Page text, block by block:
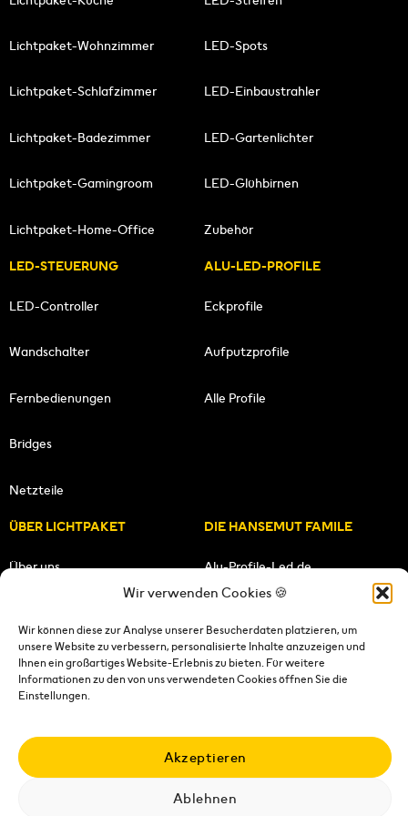
Wir verwenden Cookies 🍪
Wir können diese zur Analyse unserer Besucherdaten platzieren, um
unsere Website zu verbessern, personalisierte Inhalte anzuzeigen und
Ihnen ein großartiges Website-Erlebnis zu bieten. Für weitere
Informationen zu den von uns verwendeten Cookies öffnen Sie die
Einstellungen.
Akzeptieren
Ablehnen
Lichtpaket-Wohnzimmer
Lichtpaket-Schlafzimmer
Lichtpaket-Badezimmer
Lichtpaket-Gamingroom
Lichtpaket-Home-Office
LED-Spots
LED-Einbaustrahler
LED-Gartenlichter
LED-Glühbirnen
Zubehör
LED-STEUERUNG
LED-Controller
Wandschalter
Fernbedienungen
Bridges
Netzteile
ALU-LED-PROFILE
Eckprofile
Aufputzprofile
Alle Profile
ÜBER LICHTPAKET
Über uns
Unser Team
DIE HANSEMUT FAMILE
Alu-Profile-Led.de
Lichtpaket.de
Datenschutzerklärung
|Wiederrufsrecht